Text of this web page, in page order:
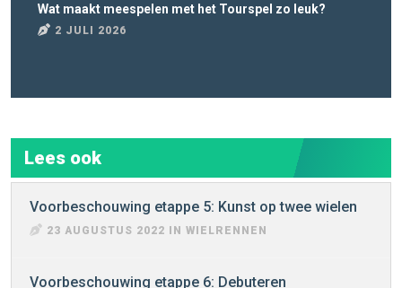
Wat maakt meespelen met het Tourspel zo leuk?
2 JULI 2026
Lees ook
Voorbeschouwing etappe 5: Kunst op twee wielen
23 AUGUSTUS 2022 IN WIELRENNEN
Voorbeschouwing etappe 6: Debuteren